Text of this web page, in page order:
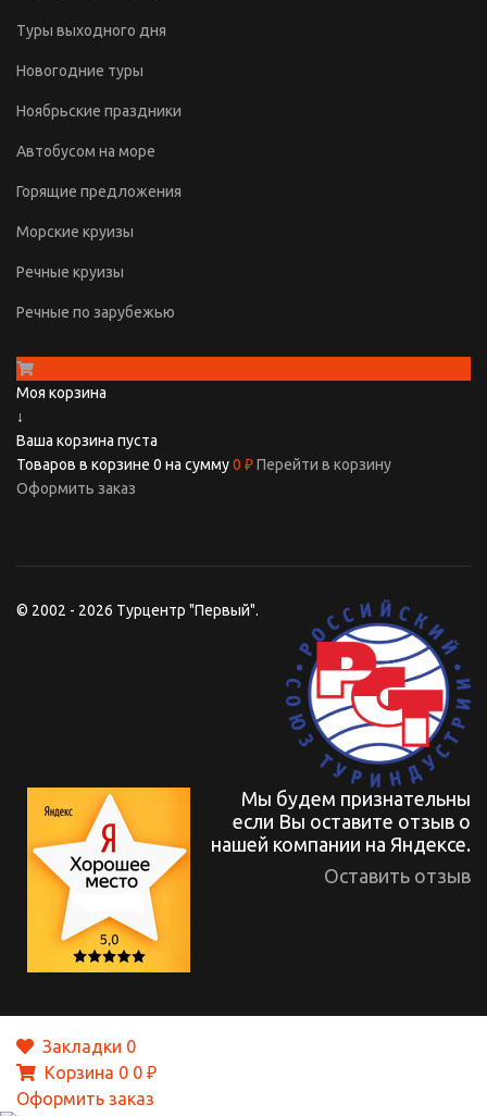
Туры выходного дня
Новогодние туры
Ноябрьские праздники
Автобусом на море
Горящие предложения
Морские круизы
Речные круизы
Речные по зарубежью
Моя корзина
↓
Ваша корзина пуста
Товаров в корзине 0 на сумму0 ₽Перейти в корзину
Оформить заказ
© 2002 - 2026 Турцентр "Первый".
Мы будем признательны
если Вы оставите отзыв о
нашей компании на Яндексе.
Оставить отзыв
Закладки 0
Корзина 0 0 ₽
Оформить заказ